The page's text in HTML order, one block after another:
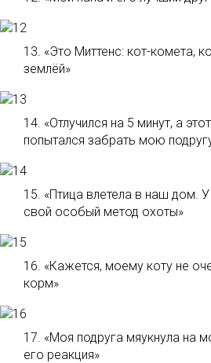
13. «Это Миттенс: кот-комета,
землёй»
14. «Отлучился на 5 минут, а
попытался забрать мою
15. «Птица влетела в наш дом.
свой особый метод охоты»
16. «Кажется, моему коту не
корм»
17. «Моя подруга мяукнула на
его реакция»